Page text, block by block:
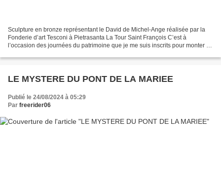
Sculpture en bronze représentant le David de Michel-Ange réalisée par la
Fonderie d’art Tesconi à Pietrasanta La Tour Saint François C’est à
l’occasion des journées du patrimoine que je me suis inscrits pour monter au
LE MYSTERE DU PONT DE LA MARIEE
Publié le 24/08/2024 à 05:29
Par freerider06